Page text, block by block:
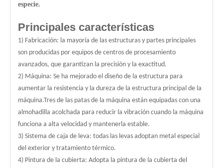
especie.
Principales características
1) Fabricación: la mayoría de las estructuras y partes principales
son producidas por equipos de centros de procesamiento
avanzados, que garantizan la precisión y la exactitud.
2) Máquina: Se ha mejorado el diseño de la estructura para
aumentar la resistencia y la dureza de la estructura principal de la
máquina.Tres de las patas de la máquina están equipadas con una
almohadilla acolchada para reducir la vibración cuando la máquina
funciona a alta velocidad y mantenerla estable.
3) Sistema de caja de leva: todas las levas adoptan metal especial
del exterior y tratamiento térmico.
4) Pintura de la cubierta: Adopta la pintura de la cubierta del